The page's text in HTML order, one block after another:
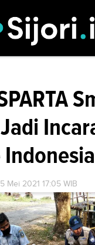
Indonesia
Mei 2021 17:05 WIB